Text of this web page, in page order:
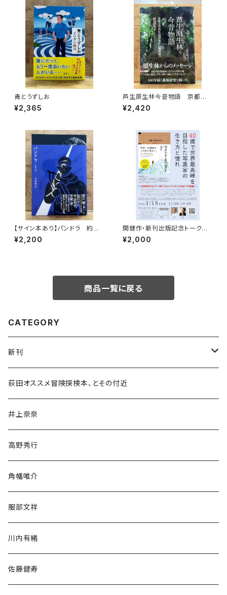
青とうずしお
¥2,365
芦生原生林今昔物語 京都大
学芦生演習林から研究林へ
¥2,420
【サイン本あり】パンドラ 約束
の頂
¥2,200
関健作・新刊出版記念トークイ
ベント録画視聴権
¥2,000
商品一覧に戻る
CATEGORY
新刊
和書
文学・小説・物語
随筆・ノンフィクション・その他
民族・風習
荻田オススメ冒険探検本、とその付近
井上奈奈
高野秀行
角幡唯介
服部文祥
川内有緒
佐藤健寿